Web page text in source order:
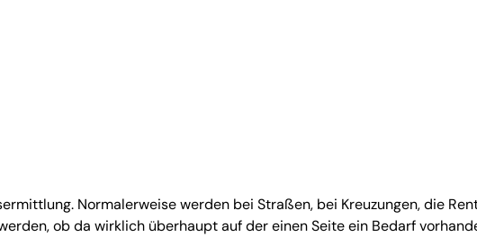
Normalerweise werden bei Straßen, bei Kreuzungen, die
ob da wirklich überhaupt auf der einen Seite ein Bedarf